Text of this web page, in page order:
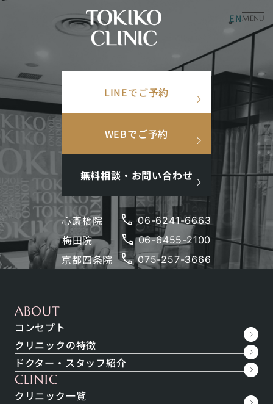
美容皮膚科× 美容内科 ENMENU
LINEでご予約
WEBでご予約
無料相談・お問い合わせ
心斎橋院 phone 06-6241-6663
梅田院 phone 06-6455-2100
京都四条院 phone 075-257-3666
ABOUT
コンセプト
クリニックの特徴
ドクター・スタッフ紹介
CLINIC
クリニック一覧
検索ワード
索
search
人気ワード
#美肌 #インナーケア#アンチエイジング#点滴
#ホルモン補充 #メンズ肌 #ニキビ跡
閉じる
漢方について
漢方について
インナーケア
西洋医学の薬とは違ったアプローチで症状を改善
漢方とは
漢方医学では、病気とは人の身体や心の調和が乱れて
いる状態と考えています。
したがって病気の治療とは、調和を取り戻すことで
す。
どこが乱れているのか判断することが重要です。
ですから、同じ病気でも身体の状態や症状によって、